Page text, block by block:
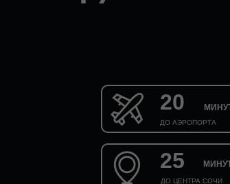
20
ДО АЭРОПОРТА
25
ДО ЦЕНТРА СОЧИ